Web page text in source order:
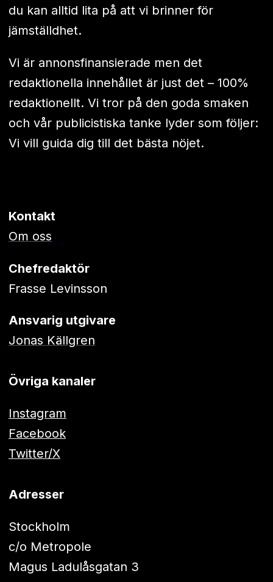
du kan alltid lita på att vi brinner för
jämställdhet.
Vi är annonsfinansierade men det
redaktionella innehållet är just det – 100%
redaktionellt. Vi tror på den goda smaken
och vår publicistiska tanke lyder som följer:
Vi vill guida dig till det bästa nöjet.
Kontakt
Om oss
Chefredaktör
Frasse Levinsson
Ansvarig utgivare
Jonas Källgren
Övriga kanaler
Instagram
Facebook
Twitter/X
Adresser
Stockholm
c/o Metropole
Magus Ladulåsgatan 3